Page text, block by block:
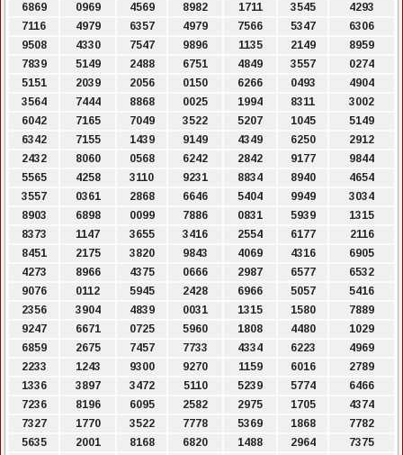
6869
0969 4569 8982 1711 3545
4293
7116
4979 6357 4979 7566 5347
6306
9508
4330 7547 9896 1135 2149
8959
7839
5149 2488 6751 4849 3557
0274
5151
2039 2056 0150 6266 0493
4904
3564
7444 8868 0025 1994 8311
3002
6042
7165 7049 3522 5207 1045
5149
6342
7155 1439 9149 4349 6250
2912
2432
8060 0568 6242 2842 9177
9844
5565
4258 3110 9231 8834 8940
4654
3557
0361 2868 6646 5404 9949
3034
8903
6898 0099 7886 0831 5939
1315
8373
1147 3655 3416 2554 6177
2116
8451
2175 3820 9843 4069 4316
6905
4273
8966 4375 0666 2987 6577
6532
9076
0112 5945 2428 6966 5057
5416
2356
3904 4839 0031 1315 1580
7889
9247
6671 0725 5960 1808 4480
1029
6859
2675 7457 7733 4334 6223
4969
2233
1243 9300 9270 1159 6016
2789
1336
3897 3472 5110 5239 5774
6466
7236
8196 6095 2582 2975 1705
4374
7327
1770 3522 7778 5369 1868
7782
5635
2001 8168 6820 1488 2964 7375